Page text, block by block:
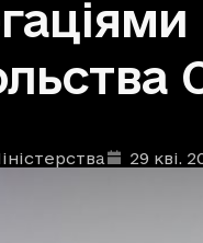
: 29 кві.